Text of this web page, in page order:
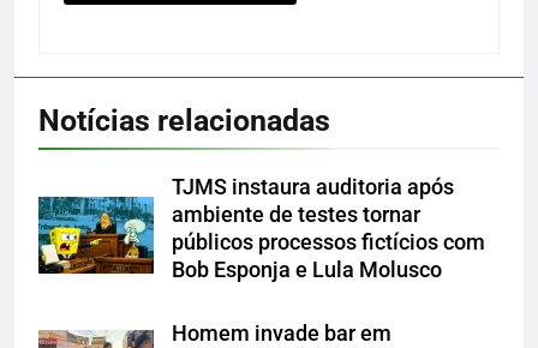
Notícias relacionadas
TJMS instaura auditoria após
ambiente de testes tornar
públicos processos fictícios com
Bob Esponja e Lula Molusco
Homem invade bar em